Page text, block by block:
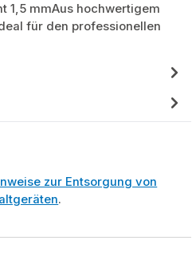
1,5 mmAus hochwertigem
für den professionellen
zur Entsorgung von
.